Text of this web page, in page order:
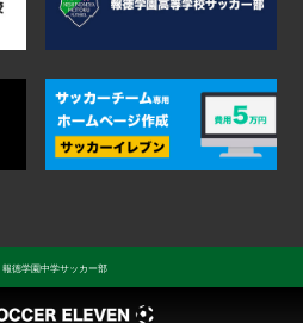
徳学園中学サッカー部